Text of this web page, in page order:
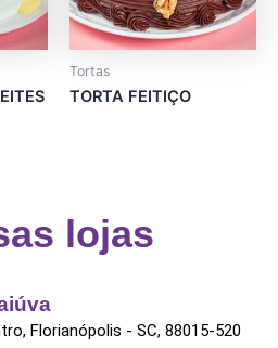
Tortas
TORTA FEITIÇO
The
options
chosen
lojas
Florianópolis - SC, 88015-520